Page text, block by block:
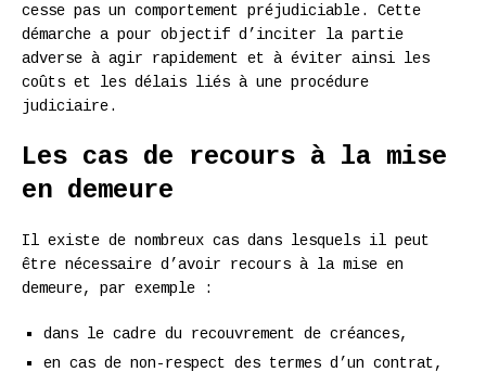
cesse pas un comportement préjudiciable. Cette
démarche a pour objectif d’inciter la partie
adverse à agir rapidement et à éviter ainsi les
coûts et les délais liés à une procédure
judiciaire.
Les cas de recours à la mise
en demeure
Il existe de nombreux cas dans lesquels il peut
être nécessaire d’avoir recours à la mise en
demeure, par exemple :
dans le cadre du recouvrement de créances,
en cas de non-respect des termes d’un contrat,